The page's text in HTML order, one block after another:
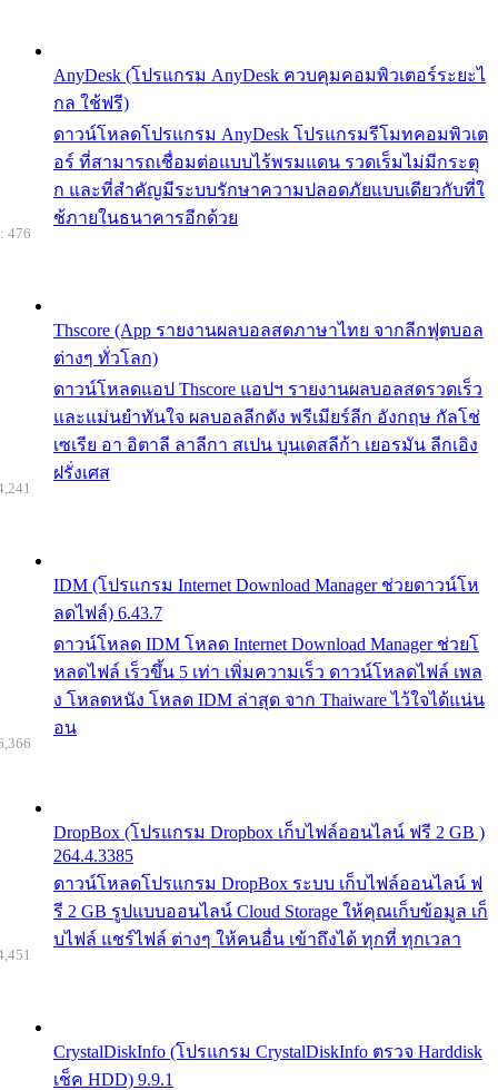
AnyDesk (โปรแกรม AnyDesk ควบคุมคอมพิวเตอร์ระยะไ
กล ใช้ฟรี)
ดาวน์โหลดโปรแกรม AnyDesk โปรแกรมรีโมทคอมพิวเต
อร์ ที่สามารถเชื่อมต่อแบบไร้พรมแดน รวดเร็มไม่มีกระตุ
ก และที่สำคัญมีระบบรักษาความปลอดภัยแบบเดียวกับที่ใ
ช้ภายในธนาคารอีกด้วย
Thscore (App รายงานผลบอลสดภาษาไทย จากลีกฟุตบอล
ต่างๆ ทั่วโลก)
ดาวน์โหลดแอป Thscore แอปฯ รายงานผลบอลสดรวดเร็ว
และแม่นยำทันใจ ผลบอลลีกดัง พรีเมียร์ลีก อังกฤษ กัลโช่
เซเรีย อา อิตาลี ลาลีกา สเปน บุนเดสลีก้า เยอรมัน ลีกเอิง
ฝรั่งเศส
476
IDM (โปรแกรม Internet Download Manager ช่วยดาวน์โห
ลดไฟล์) 6.43.7
ดาวน์โหลด IDM โหลด Internet Download Manager ช่วยโ
หลดไฟล์ เร็วขึ้น 5 เท่า เพิ่มความเร็ว ดาวน์โหลดไฟล์ เพล
ง โหลดหนัง โหลด IDM ล่าสุด จาก Thaiware ไว้ใจได้แน่น
อน
DropBox (โปรแกรม Dropbox เก็บไฟล์ออนไลน์ ฟรี 2 GB )
264.4.3385
ดาวน์โหลดโปรแกรม DropBox ระบบ เก็บไฟล์ออนไลน์ ฟ
รี 2 GB รูปแบบออนไลน์ Cloud Storage ให้คุณเก็บข้อมูล เก็
บไฟล์ แชร์ไฟล์ ต่างๆ ให้คนอื่น เข้าถึงได้ ทุกที่ ทุกเวลา
CrystalDiskInfo (โปรแกรม CrystalDiskInfo ตรวจ Harddisk
เช็ค HDD) 9.9.1